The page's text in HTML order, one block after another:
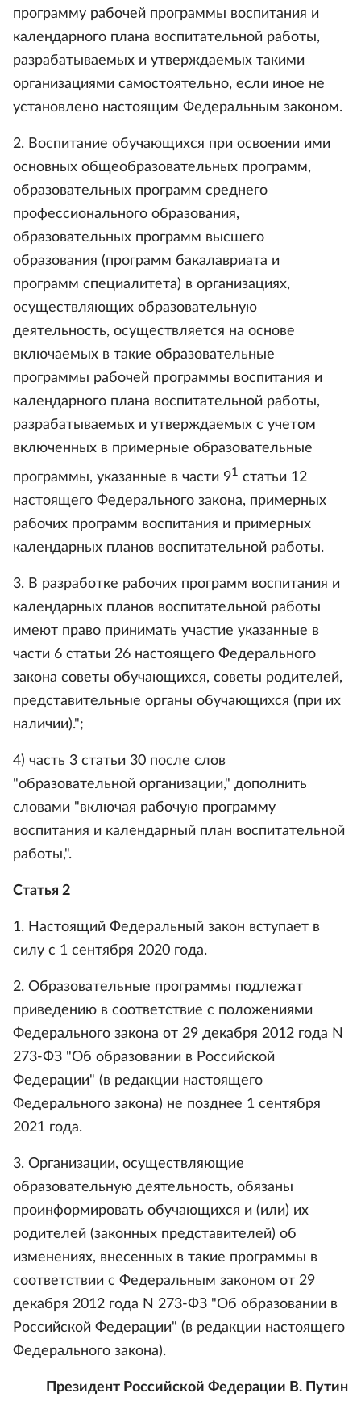
программу рабочей программы воспитания и
календарного плана воспитательной работы,
разрабатываемых и утверждаемых такими
организациями самостоятельно, если иное не
установлено настоящим Федеральным законом.
2. Воспитание обучающихся при освоении ими
основных общеобразовательных программ,
образовательных программ среднего
профессионального образования,
образовательных программ высшего
образования (программ бакалавриата и
программ специалитета) в организациях,
осуществляющих образовательную
деятельность, осуществляется на основе
включаемых в такие образовательные
программы рабочей программы воспитания и
календарного плана воспитательной работы,
разрабатываемых и утверждаемых с учетом
включенных в примерные образовательные
программы, указанные в части 91 статьи 12
настоящего Федерального закона, примерных
рабочих программ воспитания и примерных
календарных планов воспитательной работы.
3. В разработке рабочих программ воспитания и
календарных планов воспитательной работы
имеют право принимать участие указанные в
части 6 статьи 26 настоящего Федерального
закона советы обучающихся, советы родителей,
представительные органы обучающихся (при их
наличии).";
4) часть 3 статьи 30 после слов
"образовательной организации," дополнить
словами "включая рабочую программу
воспитания и календарный план воспитательной
работы,".
Статья 2
1. Настоящий Федеральный закон вступает в
силу с 1 сентября 2020 года.
2. Образовательные программы подлежат
приведению в соответствие с положениями
Федерального закона от 29 декабря 2012 года N
273-ФЗ "Об образовании в Российской
Федерации" (в редакции настоящего
Федерального закона) не позднее 1 сентября
2021 года.
3. Организации, осуществляющие
образовательную деятельность, обязаны
проинформировать обучающихся и (или) их
родителей (законных представителей) об
изменениях, внесенных в такие программы в
соответствии с Федеральным законом от 29
декабря 2012 года N 273-ФЗ "Об образовании в
Российской Федерации" (в редакции настоящего
Федерального закона).
Президент Российской Федерации В. Путин